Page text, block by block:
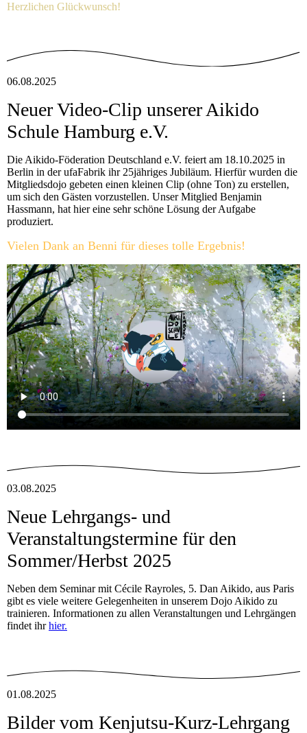
Herzlichen Glückwunsch!
06.08.2025
Neuer Video-Clip unserer Aikido
Schule Hamburg e.V.
Die Aikido-Föderation Deutschland e.V. feiert am 18.10.2025 in
Berlin in der ufaFabrik ihr 25jähriges Jubiläum. Hierfür wurden die
Mitgliedsdojo gebeten einen kleinen Clip (ohne Ton) zu erstellen,
um sich den Gästen vorzustellen. Unser Mitglied Benjamin
Hassmann, hat hier eine sehr schöne Lösung der Aufgabe
produziert.
Vielen Dank an Benni für dieses tolle Ergebnis!
03.08.2025
Neue Lehrgangs- und
Veranstaltungstermine für den
Sommer/Herbst 2025
Neben dem Seminar mit Cécile Rayroles, 5. Dan Aikido, aus Paris
gibt es viele weitere Gelegenheiten in unserem Dojo Aikido zu
trainieren. Informationen zu allen Veranstaltungen und Lehrgängen
findet ihrhier.
01.08.2025
Bilder vom Kenjutsu-Kurz-Lehrgang